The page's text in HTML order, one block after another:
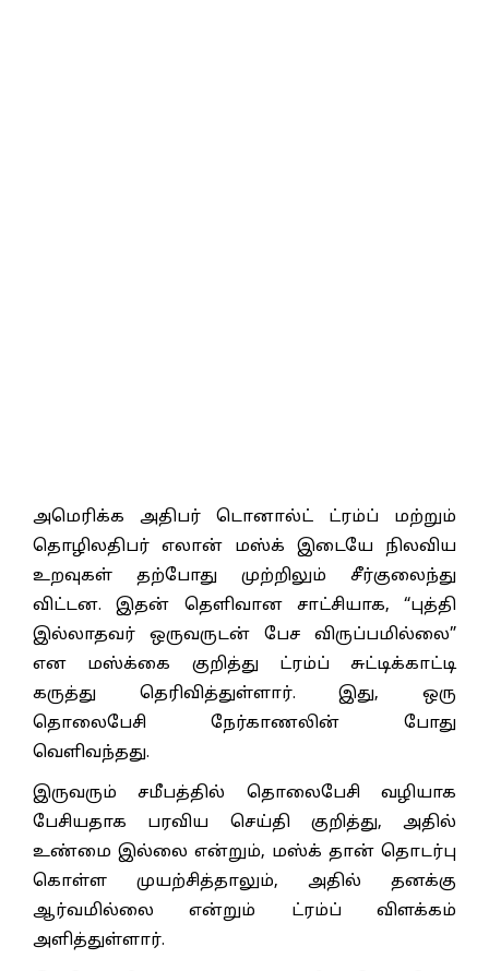
அமெரிக்க அதிபர் டொனால்ட் ட்ரம்ப் மற்றும்
தொழிலதிபர் எலான் மஸ்க் இடையே நிலவிய
உறவுகள் தற்போது முற்றிலும் சீர்குலைந்து
விட்டன. இதன் தெளிவான சாட்சியாக, “புத்தி
இல்லாதவர் ஒருவருடன் பேச விருப்பமில்லை”
என மஸ்க்கை குறித்து ட்ரம்ப் சுட்டிக்காட்டி
கருத்து தெரிவித்துள்ளார். இது, ஒரு
தொலைபேசி நேர்காணலின் போது
வெளிவந்தது.
இருவரும் சமீபத்தில் தொலைபேசி வழியாக
பேசியதாக பரவிய செய்தி குறித்து, அதில்
உண்மை இல்லை என்றும், மஸ்க் தான் தொடர்பு
கொள்ள முயற்சித்தாலும், அதில் தனக்கு
ஆர்வமில்லை என்றும் ட்ரம்ப் விளக்கம்
அளித்துள்ளார்.